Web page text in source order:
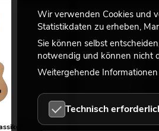
3/4,
DIMAVERY AC-303
Wir verwenden Cookies und
Statistikdaten zu erheben,
Sie können selbst
notwendig und können nicht
Weitergehende
Technisch